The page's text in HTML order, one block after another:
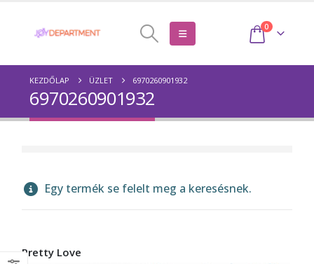
0
KEZDŐLAP ÜZLET 6970260901932
6970260901932
Egy termék se felelt meg a keresésnek.
Pretty Love